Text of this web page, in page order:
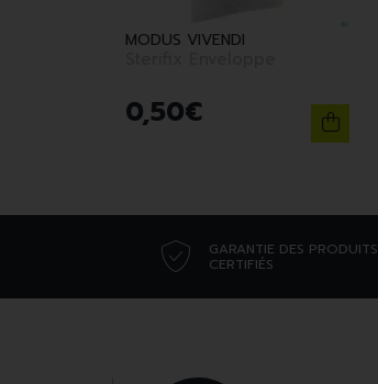
MODUS VIVENDI
0,50€
GARANTIE DES PRODUITS
CERTIFIÉS